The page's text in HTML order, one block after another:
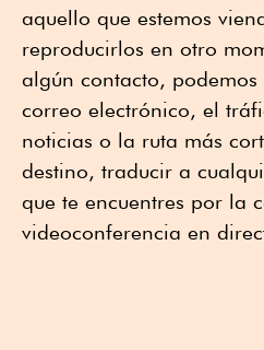
aquello que estemos
reproducirlos en otro
algún contacto, podemos
correo electrónico, el
noticias o la ruta más
destino, traducir a
que te encuentres por la
videoconferencia en